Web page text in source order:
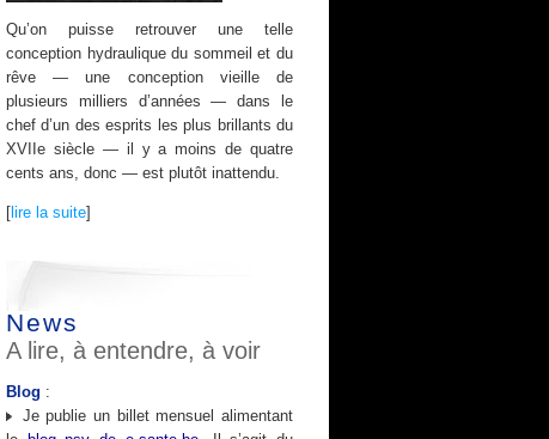
Qu’on puisse retrouver une telle
conception hydraulique du sommeil et du
rêve — une conception vieille de
plusieurs milliers d’années — dans le
chef d’un des esprits les plus brillants du
XVIIe siècle — il y a moins de quatre
cents ans, donc — est plutôt inattendu.
[ lire la suite]
News
A lire, à entendre, à voir
Blog :
Je publie un billet mensuel alimentant